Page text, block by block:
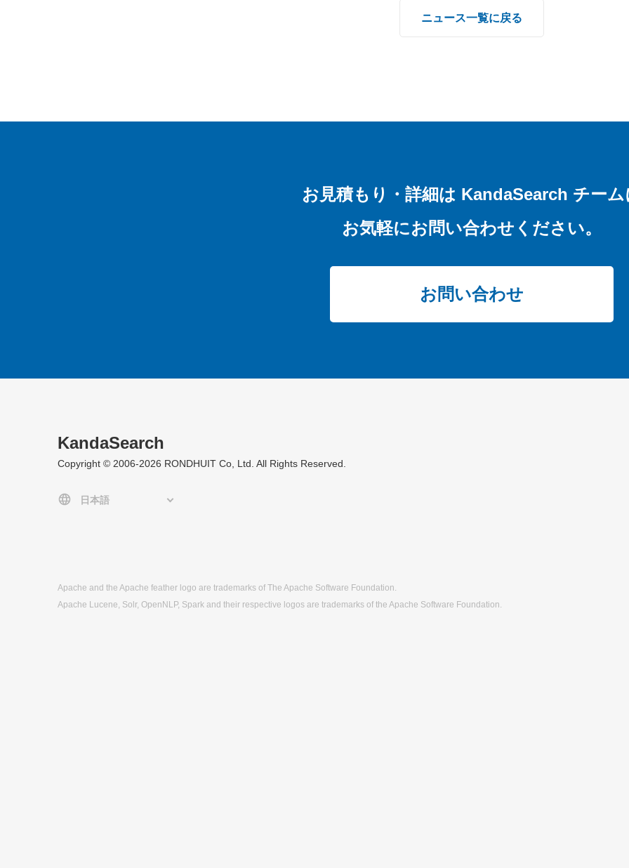
ニュース一覧に戻る
お見積もり・詳細は KandaSearch チーム
お気軽にお問い合わせください。
お問い合わせ
KandaSearch
Copyright © 2006-2026 RONDHUIT Co, Ltd. All Rights Reserved.
Apache and the Apache feather logo are trademarks of The Apache Software Foundation.
Apache Lucene, Solr, OpenNLP, Spark and their respective logos are trademarks of the Apache Software Foundation.